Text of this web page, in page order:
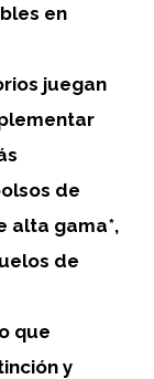
en
juegan
de
alta gama*,
de
que
y